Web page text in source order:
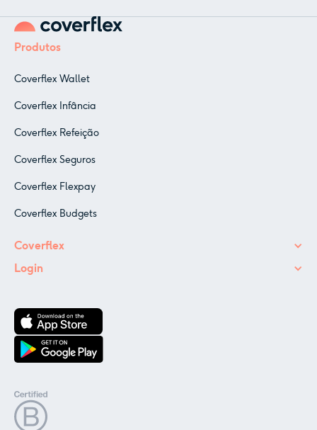
Produtos
Coverflex Wallet
Coverflex Infância
Coverflex Refeição
Coverflex Seguros
Coverflex Flexpay
Coverflex Budgets
Coverflex
Login